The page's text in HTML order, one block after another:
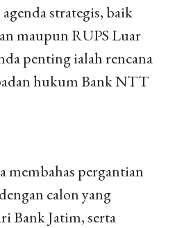
strategis, baik
maupun RUPS Luar
penting ialah rencana
hukum Bank NTT
membahas pergantian
calon yang
Bank Jatim, serta